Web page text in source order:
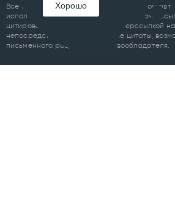
Все материалы сайта являются объектом
использование материалов сайта, кроме
цитирование с обязательной гиперссылкой
непосредственно до либо после цитаты,
письменного разрешения правообладателя.
Хорошо